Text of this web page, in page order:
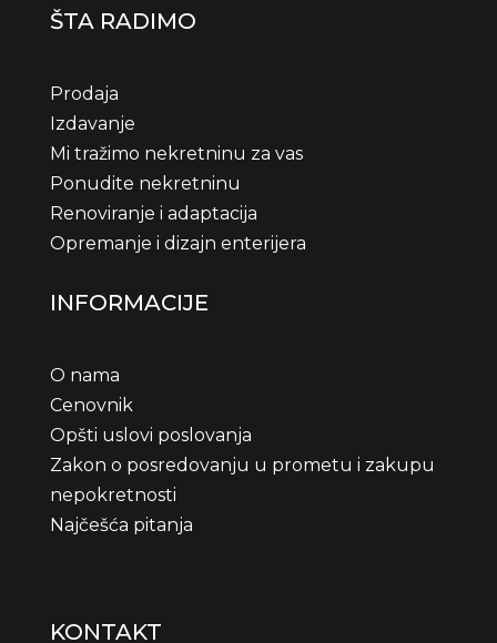
ŠTA RADIMO
Prodaja
Izdavanje
Mi tražimo nekretninu za vas
Ponudite nekretninu
Renoviranje i adaptacija
Opremanje i dizajn enterijera
INFORMACIJE
O nama
Cenovnik
Opšti uslovi poslovanja
Zakon o posredovanju u prometu i zakupu
nepokretnosti
Najčešća pitanja
KONTAKT